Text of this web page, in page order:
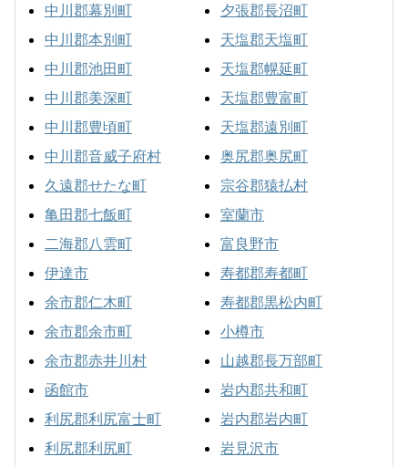
中川郡幕別町
中川郡本別町
中川郡池田町
中川郡美深町
中川郡豊頃町
中川郡音威子府村
久遠郡せたな町
亀田郡七飯町
二海郡八雲町
伊達市
余市郡仁木町
余市郡余市町
余市郡赤井川村
函館市
利尻郡利尻富士町
利尻郡利尻町
夕張郡長沼町
天塩郡天塩町
天塩郡幌延町
天塩郡豊富町
天塩郡遠別町
奥尻郡奥尻町
宗谷郡猿払村
室蘭市
富良野市
寿都郡寿都町
寿都郡黒松内町
小樽市
山越郡長万部町
岩内郡共和町
岩内郡岩内町
岩見沢市